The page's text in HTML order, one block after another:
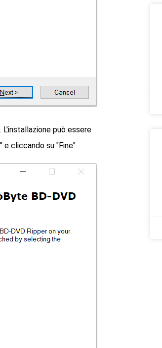
L'installazione può essere
e cliccando su "Fine".